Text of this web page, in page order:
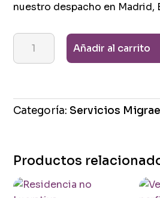
nuestro despacho en Madrid,
Asesoría
personalizada
proceso
España
Añadir al carrito
Categoría: Servicios
Productos